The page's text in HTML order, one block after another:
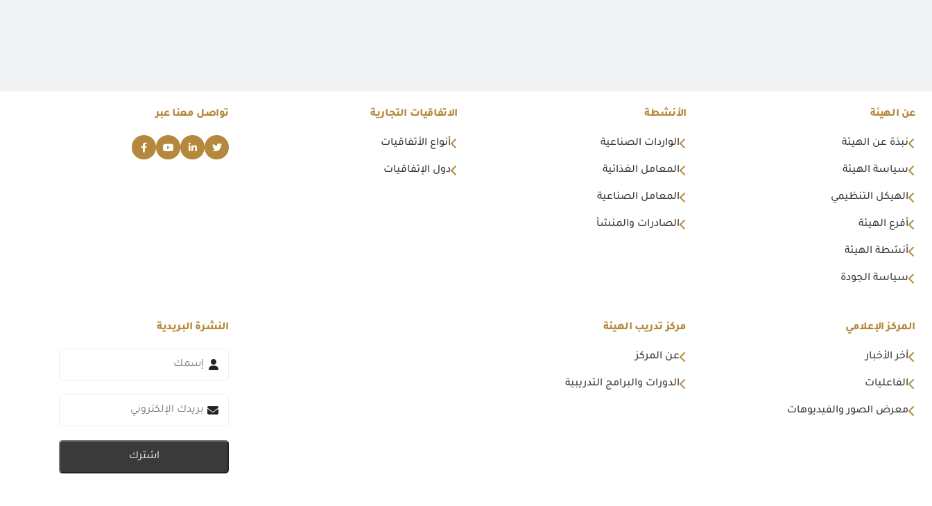
عن الهيئة
نبذة عن الهيئة
سياسة الهيئة
الهيكل التنظيمي
أفرع الهيئة
أنشطة الهيئة
سياسة الجودة
الأنشطة
الواردات الصناعية
المعامل الغذائية
المعامل الصناعية
الصادرات والمنشأ
الاتفاقيات التجارية
أنواع الأتفاقيات
دول الإتفاقيات
تواصل معنا عبر
المركز الإعلامي
آخر الأخبار
الفاعليات
معرض الصور والفيديوهات
مركز تدريب الهيئة
عن المركز
الدورات والبرامج التدريبية
النشرة البريدية
اشترك